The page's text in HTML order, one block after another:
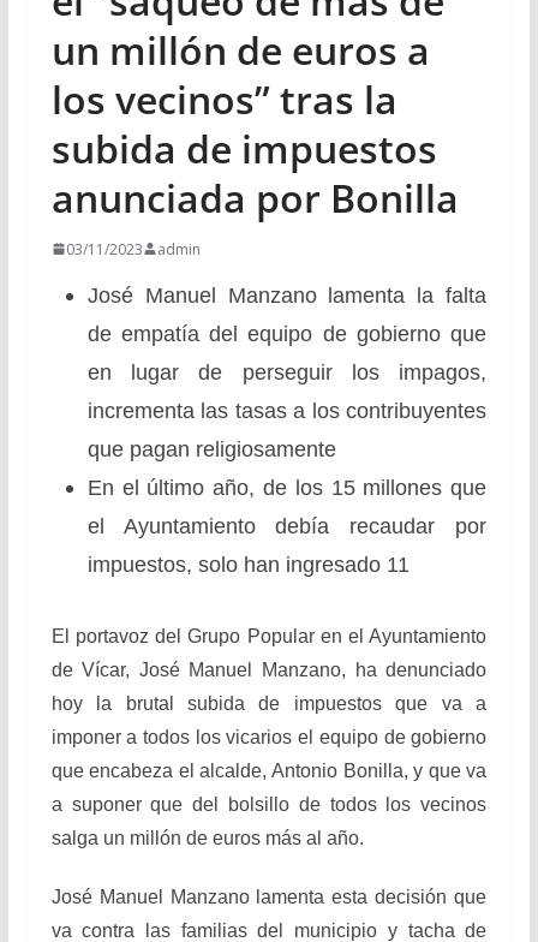
un millón de euros a
los vecinos” tras la
subida de impuestos
anunciada por Bonilla
03/11/2023 admin
José Manuel Manzano lamenta la falta
de empatía del equipo de gobierno que
en lugar de perseguir los impagos,
incrementa las tasas a los contribuyentes
que pagan religiosamente
En el último año, de los 15 millones que
el Ayuntamiento debía recaudar por
impuestos, solo han ingresado 11
El portavoz del Grupo Popular en el Ayuntamiento
de Vícar, José Manuel Manzano, ha denunciado
hoy la brutal subida de impuestos que va a
imponer a todos los vicarios el equipo de gobierno
que encabeza el alcalde, Antonio Bonilla, y que va
a suponer que del bolsillo de todos los vecinos
salga un millón de euros más al año.
José Manuel Manzano lamenta esta decisión que
va contra las familias del municipio y tacha de